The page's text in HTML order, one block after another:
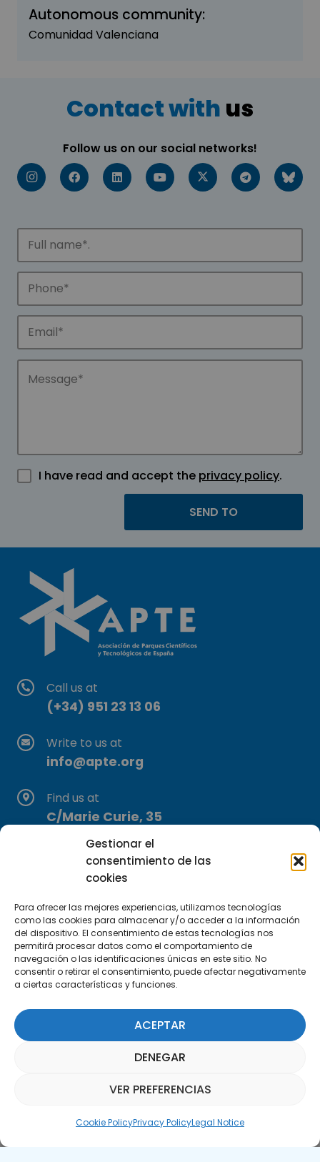
Gestionar el
consentimiento de las
cookies
Para ofrecer las mejores experiencias, utilizamos tecnologías
como las cookies para almacenar y/o acceder a la información
del dispositivo. El consentimiento de estas tecnologías nos
permitirá procesar datos como el comportamiento de
navegación o las identificaciones únicas en este sitio. No
consentir o retirar el consentimiento, puede afectar negativamente
a ciertas características y funciones.
ACEPTAR
DENEGAR
VER PREFERENCIAS
Cookie PolicyPrivacy PolicyLegal Notice
Autonomous community:
Comunidad Valenciana
Contact with us
Follow us on our social networks!
I have read and accept the privacy policy.
Call us at
(+34) 951 23 13 06
Write to us at
info@apte.org
Find us at
C/Marie Curie, 35
29590 Campanillas, Málaga
Subscribe to our Newsletter
SUBSCRIBE HERE